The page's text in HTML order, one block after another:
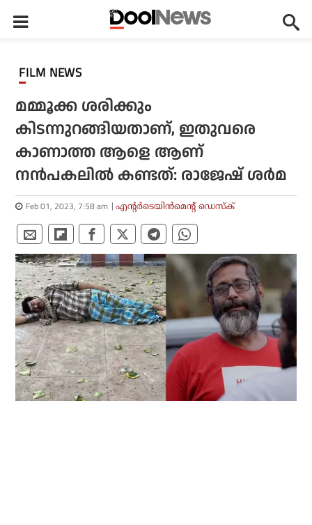
FILM NEWS
മമ്മൂക്ക ശരിക്കും
കിടന്നുറങ്ങിയതാണ്, ഇതുവരെ
കാണാത്ത ആളെ ആണ്
നന്‍പകലില്‍ കണ്ടത്: രാജേഷ് ശര്‍മ
Feb 01, 2023, 7:58 am എന്റര്‍ടെയിന്‍മെന്റ് ഡെസ്‌ക്